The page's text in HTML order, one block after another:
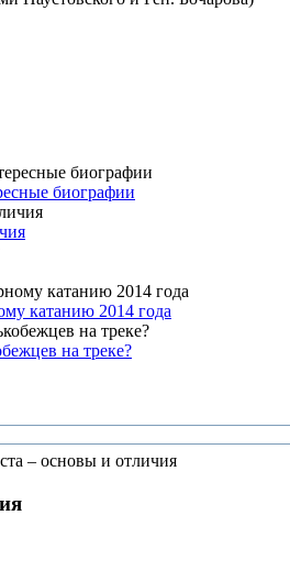
биографии
катанию 2014 года
на треке?
– основы и отличия